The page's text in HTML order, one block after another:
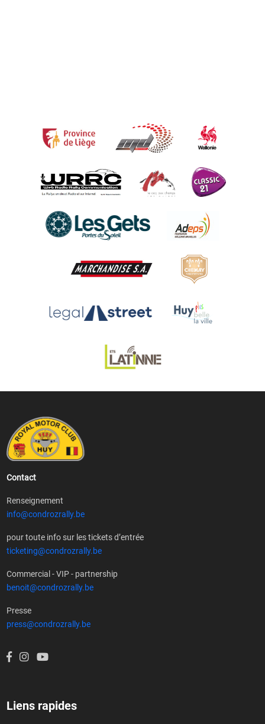
Contact
Renseignement
info@condrozrally.be
pour toute info sur les tickets d’entrée
ticketing@condrozrally.be
Commercial - VIP - partnership
benoit@condrozrally.be
Presse
press@condrozrally.be
Liens rapides